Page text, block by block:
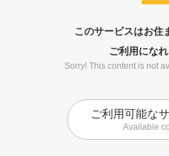
このサービスはお住
ご利用になれ
Sorry! This content is not
ご利用可能な
Available